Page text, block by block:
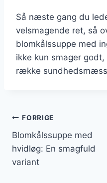
Så næste gang du
velsmagende ret, så
blomkålssuppe med
ikke kun smager
række
FORRIGE
Blomkålssuppe med
hvidløg: En smagfuld
variant